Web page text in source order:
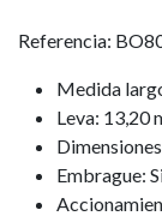
Referencia:
Medida
Leva: 13,20
Embrague: